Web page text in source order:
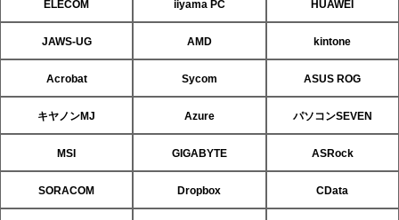
ELECOM iiyama PC HUAWEI
JAWS-UG AMD kintone
Acrobat Sycom ASUS ROG
キヤノンMJ Azure パソコンSEVEN
MSI GIGABYTE ASRock
SORACOM Dropbox CData